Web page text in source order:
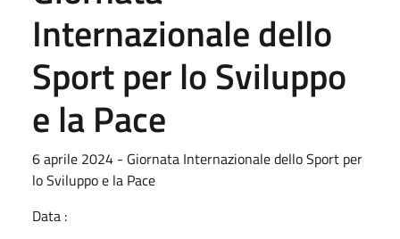
Internazionale dello
Sport per lo Sviluppo
e la Pace
6 aprile 2024 - Giornata Internazionale dello Sport per
lo Sviluppo e la Pace
Data :